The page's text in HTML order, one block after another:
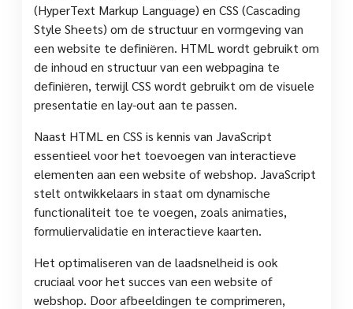
(HyperText Markup Language) en CSS (Cascading
Style Sheets) om de structuur en vormgeving van
een website te definiëren. HTML wordt gebruikt om
de inhoud en structuur van een webpagina te
definiëren, terwijl CSS wordt gebruikt om de visuele
presentatie en lay-out aan te passen.
Naast HTML en CSS is kennis van JavaScript
essentieel voor het toevoegen van interactieve
elementen aan een website of webshop. JavaScript
stelt ontwikkelaars in staat om dynamische
functionaliteit toe te voegen, zoals animaties,
formuliervalidatie en interactieve kaarten.
Het optimaliseren van de laadsnelheid is ook
cruciaal voor het succes van een website of
webshop. Door afbeeldingen te comprimeren,